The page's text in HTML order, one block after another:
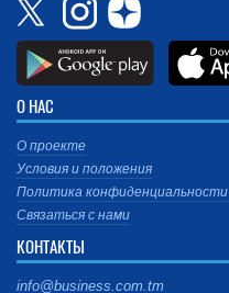
О НАС
О проекте
Условия и положения
Политика конфиденциальности
Связаться с нами
КОНТАКТЫ
info@business.com.tm